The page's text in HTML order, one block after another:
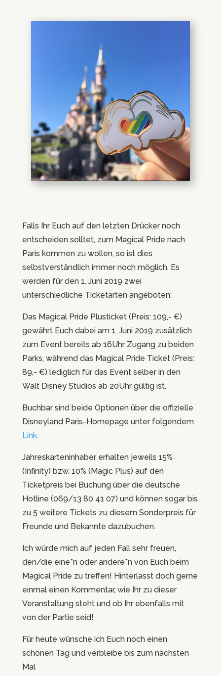
Falls Ihr Euch auf den letzten Drücker noch
entscheiden solltet, zum Magical Pride nach
Paris kommen zu wollen, so ist dies
selbstverständlich immer noch möglich. Es
werden für den 1. Juni 2019 zwei
unterschiedliche Ticketarten angeboten:
Das Magical Pride Plusticket (Preis: 109,- €)
gewährt Euch dabei am 1. Juni 2019 zusätzlich
zum Event bereits ab 16Uhr Zugang zu beiden
Parks, während das Magical Pride Ticket (Preis:
89,- €) lediglich für das Event selber in den
Walt Disney Studios ab 20Uhr gültig ist.
Buchbar sind beide Optionen über die offizielle
Disneyland Paris-Homepage unter folgendem
Link.
Jahreskarteninhaber erhalten jeweils 15%
(Infinity) bzw. 10% (Magic Plus) auf den
Ticketpreis bei Buchung über die deutsche
Hotline (069/13 80 41 07) und können sogar bis
zu 5 weitere Tickets zu diesem Sonderpreis für
Freunde und Bekannte dazubuchen.
Ich würde mich auf jeden Fall sehr freuen,
den/die eine*n oder andere*n von Euch beim
Magical Pride zu treffen! Hinterlasst doch gerne
einmal einen Kommentar, wie Ihr zu dieser
Veranstaltung steht und ob Ihr ebenfalls mit
von der Partie seid!
Für heute wünsche ich Euch noch einen
schönen Tag und verbleibe bis zum nächsten
Mal